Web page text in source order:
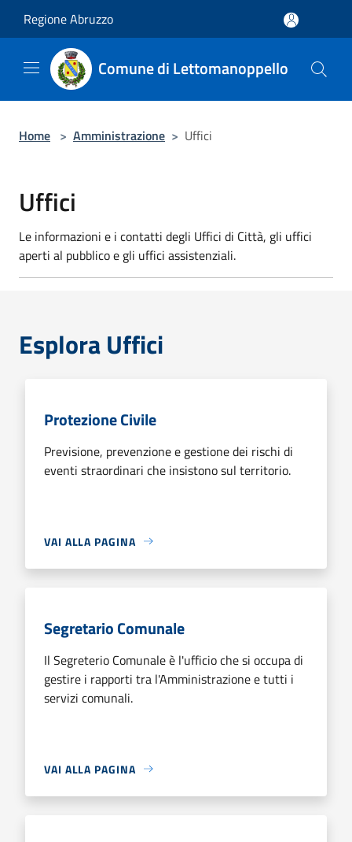
Regione Abruzzo
Comune di Lettomanoppello
Home > Amministrazione > Uffici
Uffici
Le informazioni e i contatti degli Uffici di Città, gli uffici
aperti al pubblico e gli uffici assistenziali.
Esplora Uffici
Protezione Civile
Previsione, prevenzione e gestione dei rischi di
eventi straordinari che insistono sul territorio.
VAI ALLA PAGINA
Segretario Comunale
Il Segreterio Comunale è l'ufficio che si occupa di
gestire i rapporti tra l'Amministrazione e tutti i
servizi comunali.
VAI ALLA PAGINA